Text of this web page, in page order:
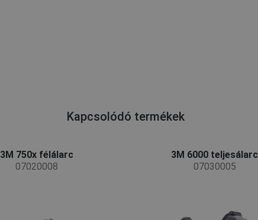
Kapcsolódó termékek
3M 750x félálarc
07020008
3M 6000 teljesálarc
07030005